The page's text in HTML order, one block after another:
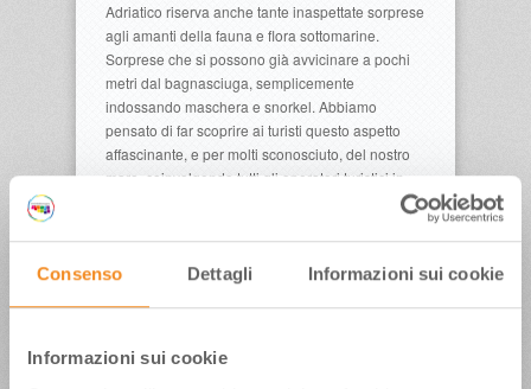
Consenso Dettagli Informazioni sui cookie
Informazioni sui cookie
Adriatico riserva anche tante inaspettate sorprese
agli amanti della fauna e flora sottomarine.
Sorprese che si possono già avvicinare a pochi
metri dal bagnasciuga, semplicemente
indossando maschera e snorkel. Abbiamo
pensato di far scoprire ai turisti questo aspetto
affascinante, e per molti sconosciuto, del nostro
mare, coinvolgendo tutti gli operatori turistici in
albergatori e bagnini, è stato realizzato da Mario
Cobellini, giornalista ed esperto subacqueo, con
monitora costantemente lo stato di salute